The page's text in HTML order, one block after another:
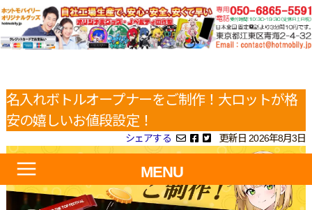
MENU
名入れボトルオープナーをご制作！大ロットが格
安の嬉しいお値段設定！
シェアする 更新日 2026年8月3日